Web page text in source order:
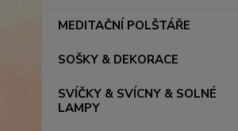
MEDITAČNÍ POLŠTÁŘE
SOŠKY & DEKORACE
SVÍČKY & SVÍCNY & SOLNÉ
LAMPY